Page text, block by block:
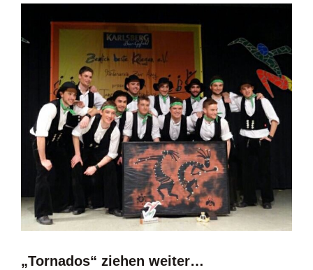
„Tornados“ ziehen weiter…